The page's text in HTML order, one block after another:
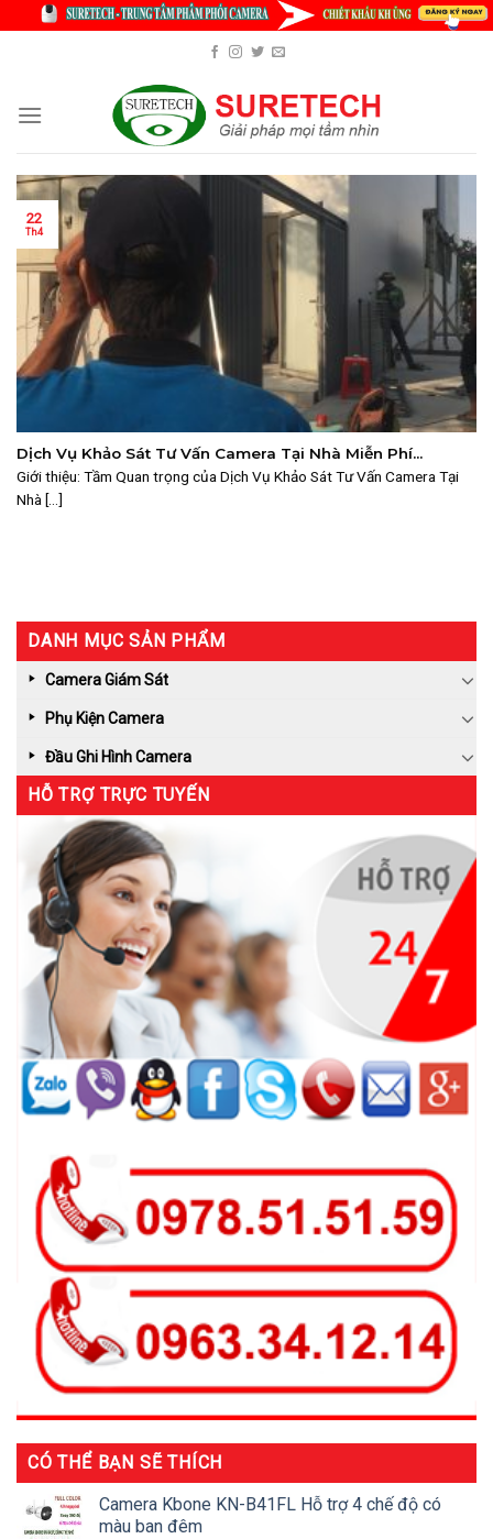
Dịch Vụ Khảo Sát Tư Vấn Camera Tại Nhà Miễn Phí
TPHCM: Suretech Hỗ Trợ Tận Tâm
Giới thiệu: Tầm Quan trọng của Dịch Vụ Khảo Sát Tư Vấn Camera Tại
Nhà [...]
22
Th4
DANH MỤC SẢN PHẨM
Camera Giám Sát
Phụ Kiện Camera
Đầu Ghi Hình Camera
HỖ TRỢ TRỰC TUYẾN
CÓ THỂ BẠN SẼ THÍCH
Camera Kbone KN-B41FL Hỗ trợ 4 chế độ có
màu ban đêm